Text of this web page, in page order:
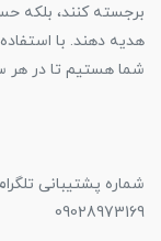
برجسته کنند، بلکه
هدیه دهند. با
شما هستیم تا در هر
شماره پشتیبانی تلگرام
09028973169